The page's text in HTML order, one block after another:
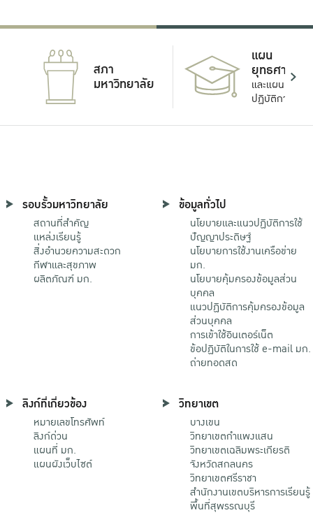
สภา
มหาวิทยาลัย
แผน
ยุทธศาสตร์
และแผน
ปฏิบัติการ
รอบรั้วมหาวิทยาลัย
สถานที่สำคัญ
แหล่งเรียนรู้
สิ่งอำนวยความสะดวก
กีฬาและสุขภาพ
ผลิตภัณฑ์ มก.
ข้อมูลทั่วไป
นโยบายและแนวปฏิบัติการใช้
ปัญญาประดิษฐ์
นโยบายการใช้งานเครือข่าย
มก.
นโยบายคุ้มครองข้อมูลส่วน
บุคคล
แนวปฏิบัติการคุ้มครองข้อมูล
ส่วนบุคคล
การเข้าใช้อินเตอร์เน็ต
ข้อปฏิบัติในการใช้ e-mail มก.
ถ่ายทอดสด
ลิงก์ที่เกี่ยวข้อง
หมายเลขโทรศัพท์
ลิงก์ด่วน
แผนที่ มก.
แผนผังเว็บไซต์
วิทยาเขต
บางเขน
วิทยาเขตกําแพงแสน
วิทยาเขตเฉลิมพระเกียรติ
จังหวัดสกลนคร
วิทยาเขตศรีราชา
สำนักงานเขตบริหารการเรียนรู้
พื้นที่สุพรรณบุรี